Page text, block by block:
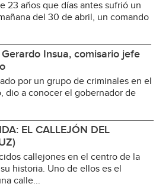
23 años que días antes sufrió un
del 30 de abril, un comando
Insua, comisario jefe
por un grupo de criminales en el
dio a conocer el gobernador de
EL CALLEJÓN DEL
callejones en el centro de la
historia. Uno de ellos es el
calle...